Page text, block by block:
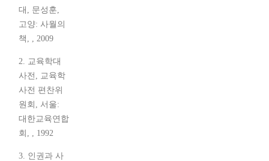
대, 문성훈,
고양: 사월의
책, , 2009
2. 교육학대
사전, 교육학
사전 편찬위
원회, 서울:
대한교육연합
회, , 1992
3. 인권과 사